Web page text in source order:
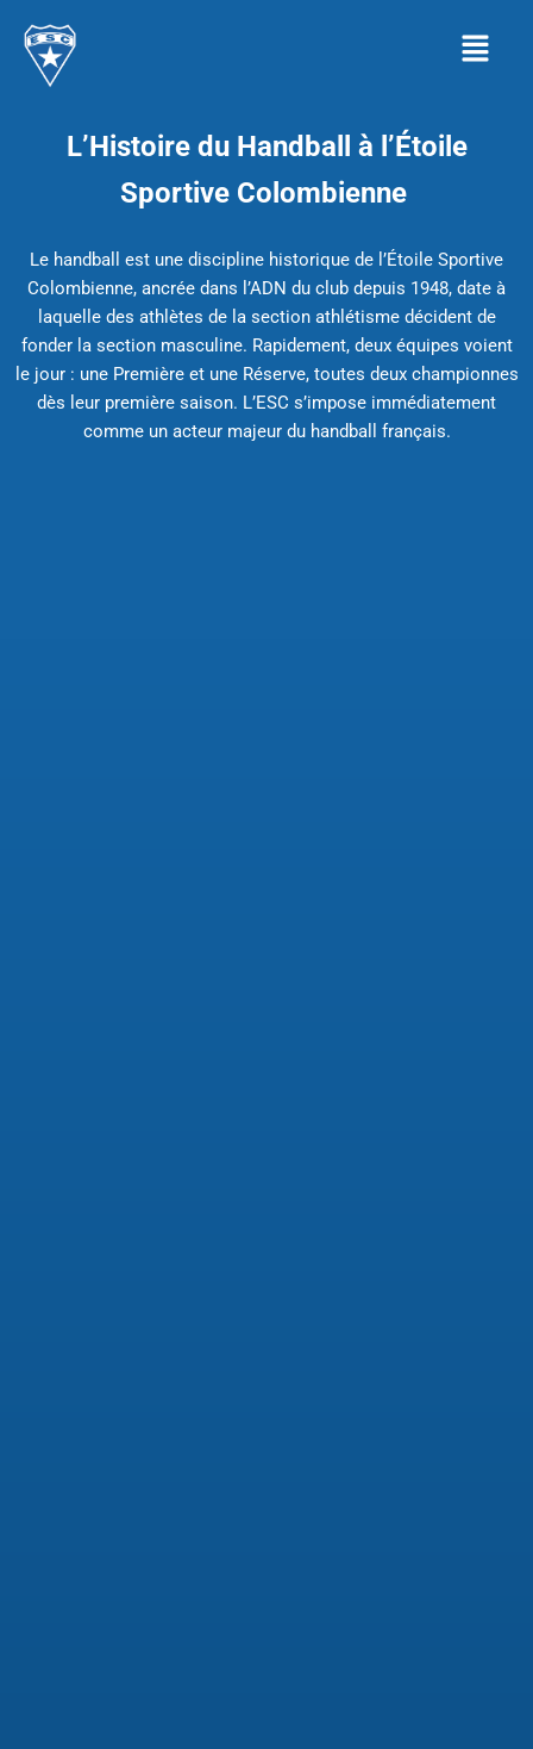
contenu
Menu
L’Histoire du Handball à l’Étoile
Sportive Colombienne
Le handball est une discipline historique de l’Étoile Sportive
Colombienne, ancrée dans l’ADN du club depuis 1948, date à
laquelle des athlètes de la section athlétisme décident de
fonder la section masculine. Rapidement, deux équipes voient
le jour : une Première et une Réserve, toutes deux championnes
dès leur première saison. L’ESC s’impose immédiatement
comme un acteur majeur du handball français.